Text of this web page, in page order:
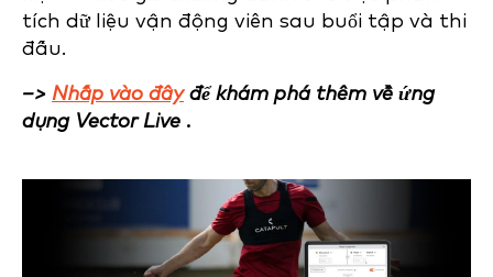
tích dữ liệu vận động viên sau buổi tập và thi
đấu.
–> Nhấp vào đây để khám phá thêm về ứng
dụng Vector Live .